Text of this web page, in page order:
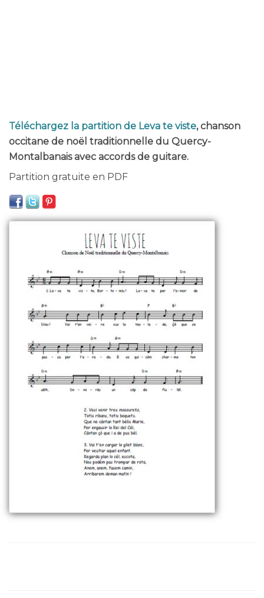
Téléchargez la partition de Leva te viste, chanson
occitane de noël traditionnelle du Quercy-
Montalbanais avec accords de guitare.
Partition gratuite en PDF